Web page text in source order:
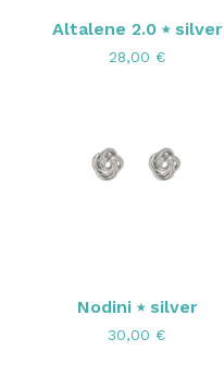
Altalene 2.0 ⭑ silver
28,00 €
Nodini ⭑ silver
30,00 €